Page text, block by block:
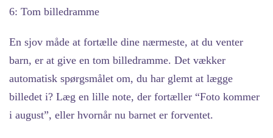
6: Tom billedramme
En sjov måde at fortælle dine nærmeste, at du venter
barn, er at give en tom billedramme. Det vækker
automatisk spørgsmålet om, du har glemt at lægge
billedet i? Læg en lille note, der fortæller “Foto kommer
i august”, eller hvornår nu barnet er forventet.